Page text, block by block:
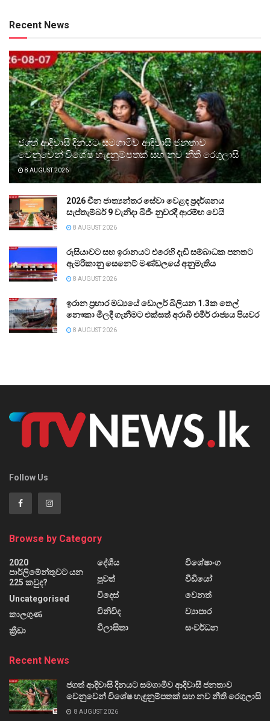
Recent News
ජගත් ආදිවාසි දිනයට සමගාමීව ආදිවාසී ජනතාව
වෙනුවෙන් විශේෂ හැඳුනුම්පතක් සහ නව නීති රෙගුලාසි
8 AUGUST 2026
2026 චීන ජාත්‍යන්තර සේවා වෙළඳ ප්‍රදර්ශනය
සැප්තැම්බර් 9 වැනිදා බීජිං නුවරදී ආරම්භ වෙයි
8 AUGUST 2026
රුසියාවට සහ ඉරානයට එරෙහි දැඩි සම්බාධක පනතට
ඇමරිකානු සෙනෙට් මණ්ඩලයේ අනුමැතිය
8 AUGUST 2026
ඉරාන ප්‍රහාර මධ්‍යයේ ඩොලර් බිලියන 1.3ක තෙල්
නෞකා මිලදී ගැනීමට එක්සත් අරාබි එමීර් රාජ්‍යය පියවර
8 AUGUST 2026
Follow Us
Browse by Category
2020
පාර්ලිමේන්තුවට යන
225 කවුද?
Uncategorised
කාලගුණ
ක්‍රීඩා
දේශීය
පුවත්
විදෙස්
විනිවිද
විලාසිතා
විශේෂාංග
වීඩියෝ
වෙනත්
ව්‍යාපාර
සංවර්ධන
Recent News
ජගත් ආදිවාසි දිනයට සමගාමීව ආදිවාසී ජනතාව
වෙනුවෙන් විශේෂ හැඳුනුම්පතක් සහ නව නීති රෙගුලාසි
8 AUGUST 2026